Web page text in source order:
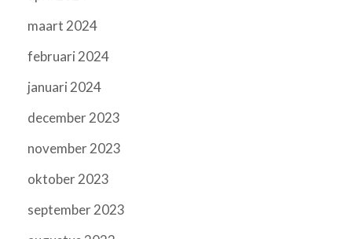
maart 2024
februari 2024
januari 2024
december 2023
november 2023
oktober 2023
september 2023